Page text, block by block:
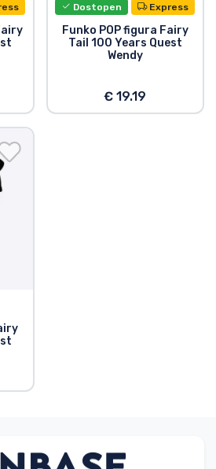
Dostopen Express
Funko POP figura Fairy
Tail 100 Years Quest
Wendy
€ 19.19